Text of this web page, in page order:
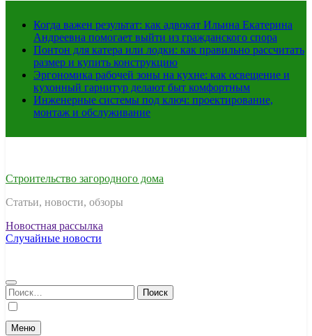
Когда важен результат: как адвокат Ильина Екатерина
Андреевна помогает выйти из гражданского спора
Понтон для катера или лодки: как правильно рассчитать
размер и купить конструкцию
Эргономика рабочей зоны на кухне: как освещение и
кухонный гарнитур делают быт комфортным
Инженерные системы под ключ: проектирование,
монтаж и обслуживание
Строительство загородного дома
Статьи, новости, обзоры
Новостная рассылка
Случайные новости
Найти:
Меню